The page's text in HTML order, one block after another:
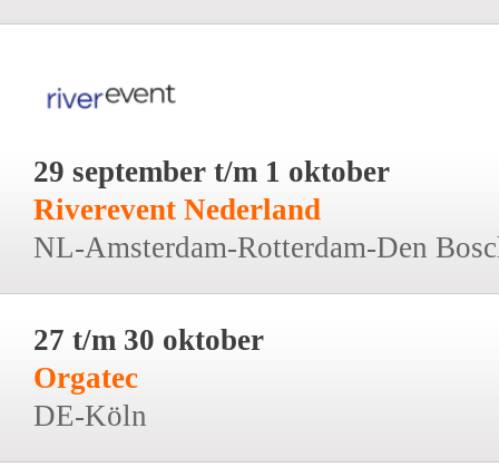
29 september t/m 1 oktober
Riverevent Nederland
NL-Amsterdam-Rotterdam-Den
27 t/m 30 oktober
Orgatec
DE-Köln